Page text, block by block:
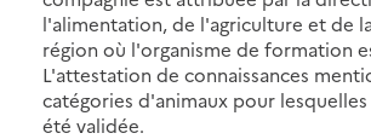
l'alimentation, de l'agriculture et de
région où l'organisme de formation
L'attestation de connaissances
catégories d'animaux pour
été validée.